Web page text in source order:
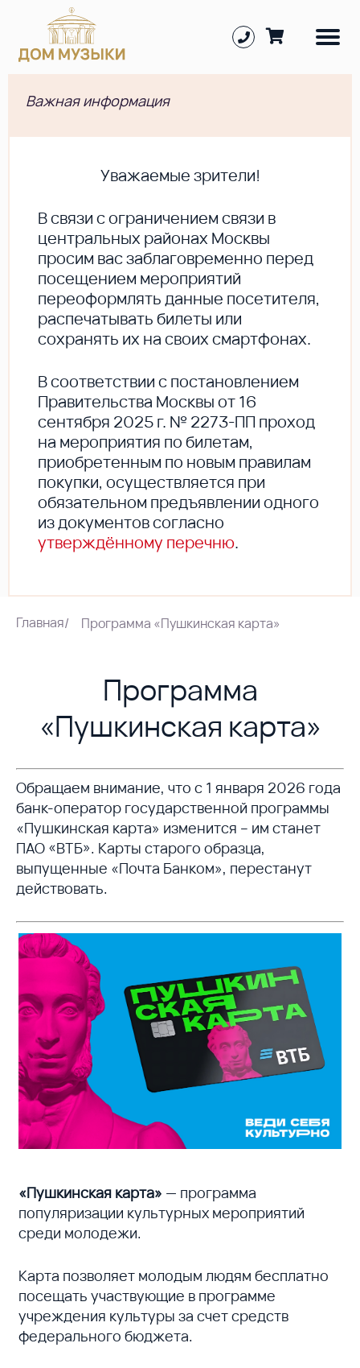
Важная информация
Уважаемые зрители!
В cвязи с ограничением связи в
центральных районах Москвы
просим вас заблаговременно перед
посещением мероприятий
переоформлять данные посетителя,
распечатывать билеты или
сохранять их на своих смартфонах.
В соответствии с постановлением
Правительства Москвы от 16
сентября 2025 г. № 2273-ПП проход
на мероприятия по билетам,
приобретенным по новым правилам
покупки, осуществляется при
обязательном предъявлении одного
из документов согласно
утверждённому перечню.
Главная/ Программа «Пушкинская карта»
Программа
«Пушкинская карта»
Обращаем внимание, что с 1 января 2026 года
банк-оператор государственной программы
«Пушкинская карта» изменится – им станет
ПАО «ВТБ». Карты старого образца,
выпущенные «Почта Банком», перестанут
действовать.
«Пушкинская карта» — программа
популяризации культурных мероприятий
среди молодежи.
Карта позволяет молодым людям бесплатно
посещать участвующие в программе
учреждения культуры за счет средств
федерального бюджета.